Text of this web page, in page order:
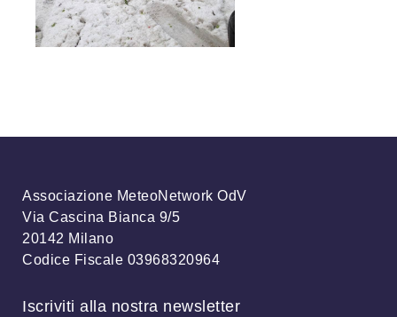
Associazione MeteoNetwork OdV
Via Cascina Bianca 9/5
20142 Milano
Codice Fiscale 03968320964
Iscriviti alla nostra newsletter